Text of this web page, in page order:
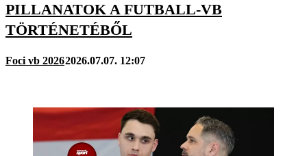
PILLANATOK A FUTBALL-VB
TÖRTÉNETÉBŐL
Foci vb 20262026.07.07. 12:07